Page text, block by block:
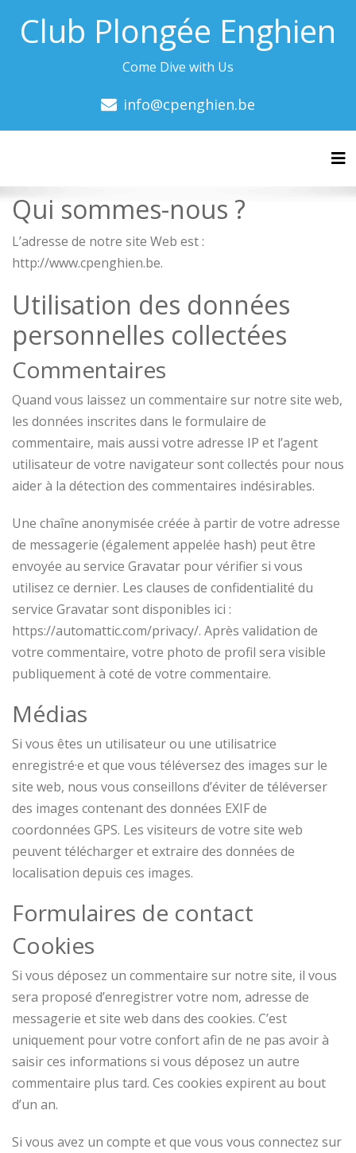
Club Plongée Enghien
Come Dive with Us
info@cpenghien.be
Qui sommes-nous ?
L’adresse de notre site Web est :
http://www.cpenghien.be.
Utilisation des données
personnelles collectées
Commentaires
Quand vous laissez un commentaire sur notre site web,
les données inscrites dans le formulaire de
commentaire, mais aussi votre adresse IP et l’agent
utilisateur de votre navigateur sont collectés pour nous
aider à la détection des commentaires indésirables.
Une chaîne anonymisée créée à partir de votre adresse
de messagerie (également appelée hash) peut être
envoyée au service Gravatar pour vérifier si vous
utilisez ce dernier. Les clauses de confidentialité du
service Gravatar sont disponibles ici :
https://automattic.com/privacy/. Après validation de
votre commentaire, votre photo de profil sera visible
publiquement à coté de votre commentaire.
Médias
Si vous êtes un utilisateur ou une utilisatrice
enregistré·e et que vous téléversez des images sur le
site web, nous vous conseillons d’éviter de téléverser
des images contenant des données EXIF de
coordonnées GPS. Les visiteurs de votre site web
peuvent télécharger et extraire des données de
localisation depuis ces images.
Formulaires de contact
Cookies
Si vous déposez un commentaire sur notre site, il vous
sera proposé d’enregistrer votre nom, adresse de
messagerie et site web dans des cookies. C’est
uniquement pour votre confort afin de ne pas avoir à
saisir ces informations si vous déposez un autre
commentaire plus tard. Ces cookies expirent au bout
d’un an.
Si vous avez un compte et que vous vous connectez sur